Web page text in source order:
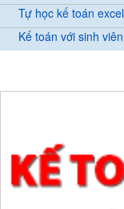
Tự học kế toán excel
Kế toán với sinh viên